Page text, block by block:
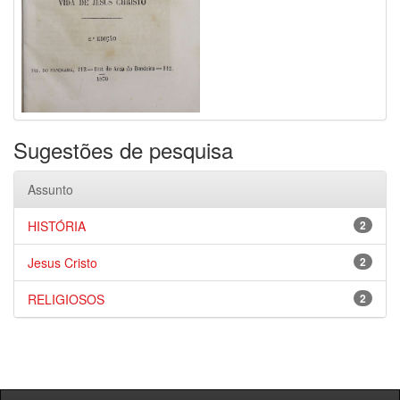
Sugestões de pesquisa
Assunto
2
HISTÓRIA
2
Jesus Cristo
2
RELIGIOSOS